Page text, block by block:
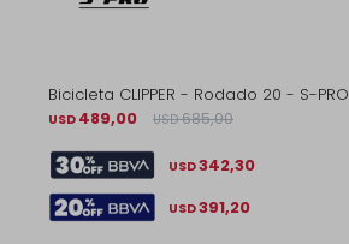
Bicicleta CLIPPER - Rodado 20 - S-PRO
USD 489,00 USD 685,00
USD342,30
USD391,20